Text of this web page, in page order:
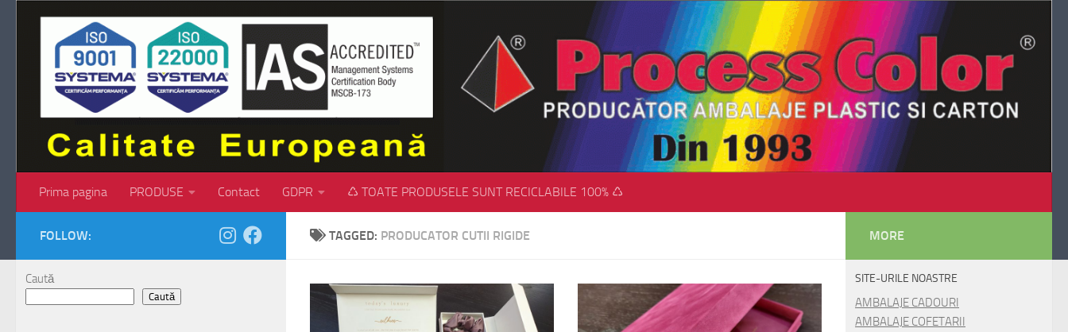
Skip to content
Prima pagina PRODUSE Contact GDPR ♺ TOATE PRODUSELE SUNT RECICLABILE 100% ♺
TAGGED: PRODUCATOR CUTII RIGIDE
FOLLOW:
Caută
Caută
MORE
SITE-URILE NOASTRE
AMBALAJE CADOURI
AMBALAJE COFETARII